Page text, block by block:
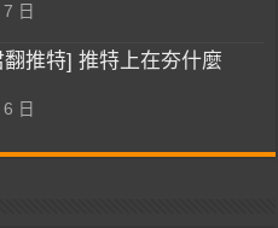
日
推特] 推特上在夯什麼
日